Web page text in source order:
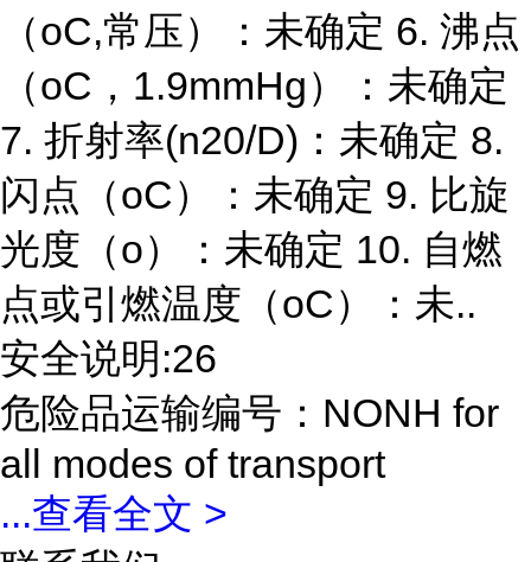
（oC,常压）：未确定 6. 沸点
（oC，1.9mmHg）：未确定
7. 折射率(n20/D)：未确定 8.
闪点（oC）：未确定 9. 比旋
光度（o）：未确定 10. 自燃
点或引燃温度（oC）：未..
安全说明:26
危险品运输编号：NONH for
all modes of transport
...查看全文 >